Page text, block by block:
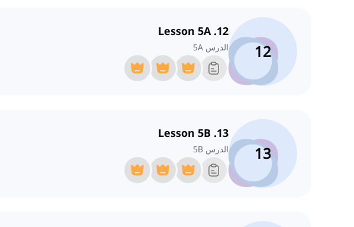
12
12. Lesson 5A
الدرس 5A
13
13. Lesson 5B
الدرس 5B